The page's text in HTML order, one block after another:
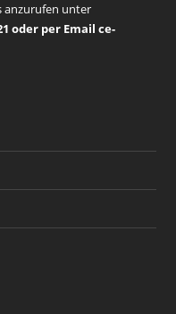
anzurufen unter
oder per Email ce-